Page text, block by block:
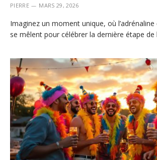
PIERRE MARS 29, 2026
Imaginez un moment unique, où
se mêlent pour célébrer la dernière étape